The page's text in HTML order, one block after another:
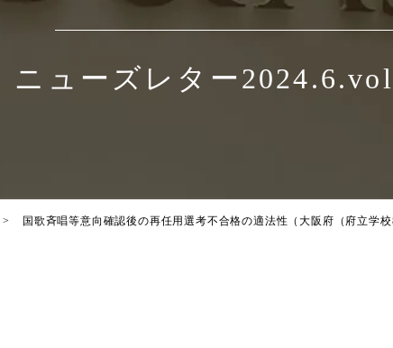
ニューズレター
> 国歌斉唱等意向確認後の再任用選考不合格の適法性（大阪府（府立学校